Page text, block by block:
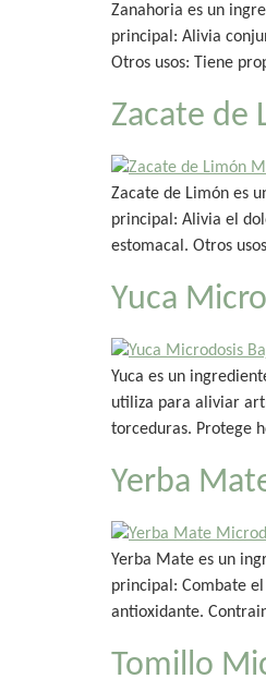
Zanahoria es un
principal: Alivia
Otros usos: Tiene
Zacate de
Zacate de Limón es
principal: Alivia el
estomacal. Otros
Yuca
Yuca es un
utiliza para aliviar
torceduras. Protege
Yerba
Yerba Mate es un
principal: Combate
antioxidante.
Tomillo